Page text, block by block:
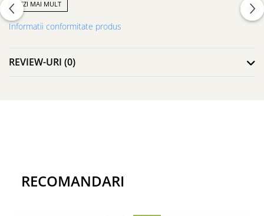
Se vinde la metru liniar.
Acest produs se taie la comanda conform cerintelor clientului, prin
VEZI MAI MULT
Informatii conformitate produs
REVIEW-URI (0)
RECOMANDARI